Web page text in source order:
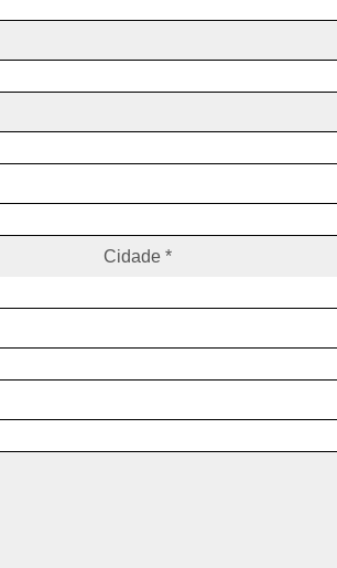
Cidade *